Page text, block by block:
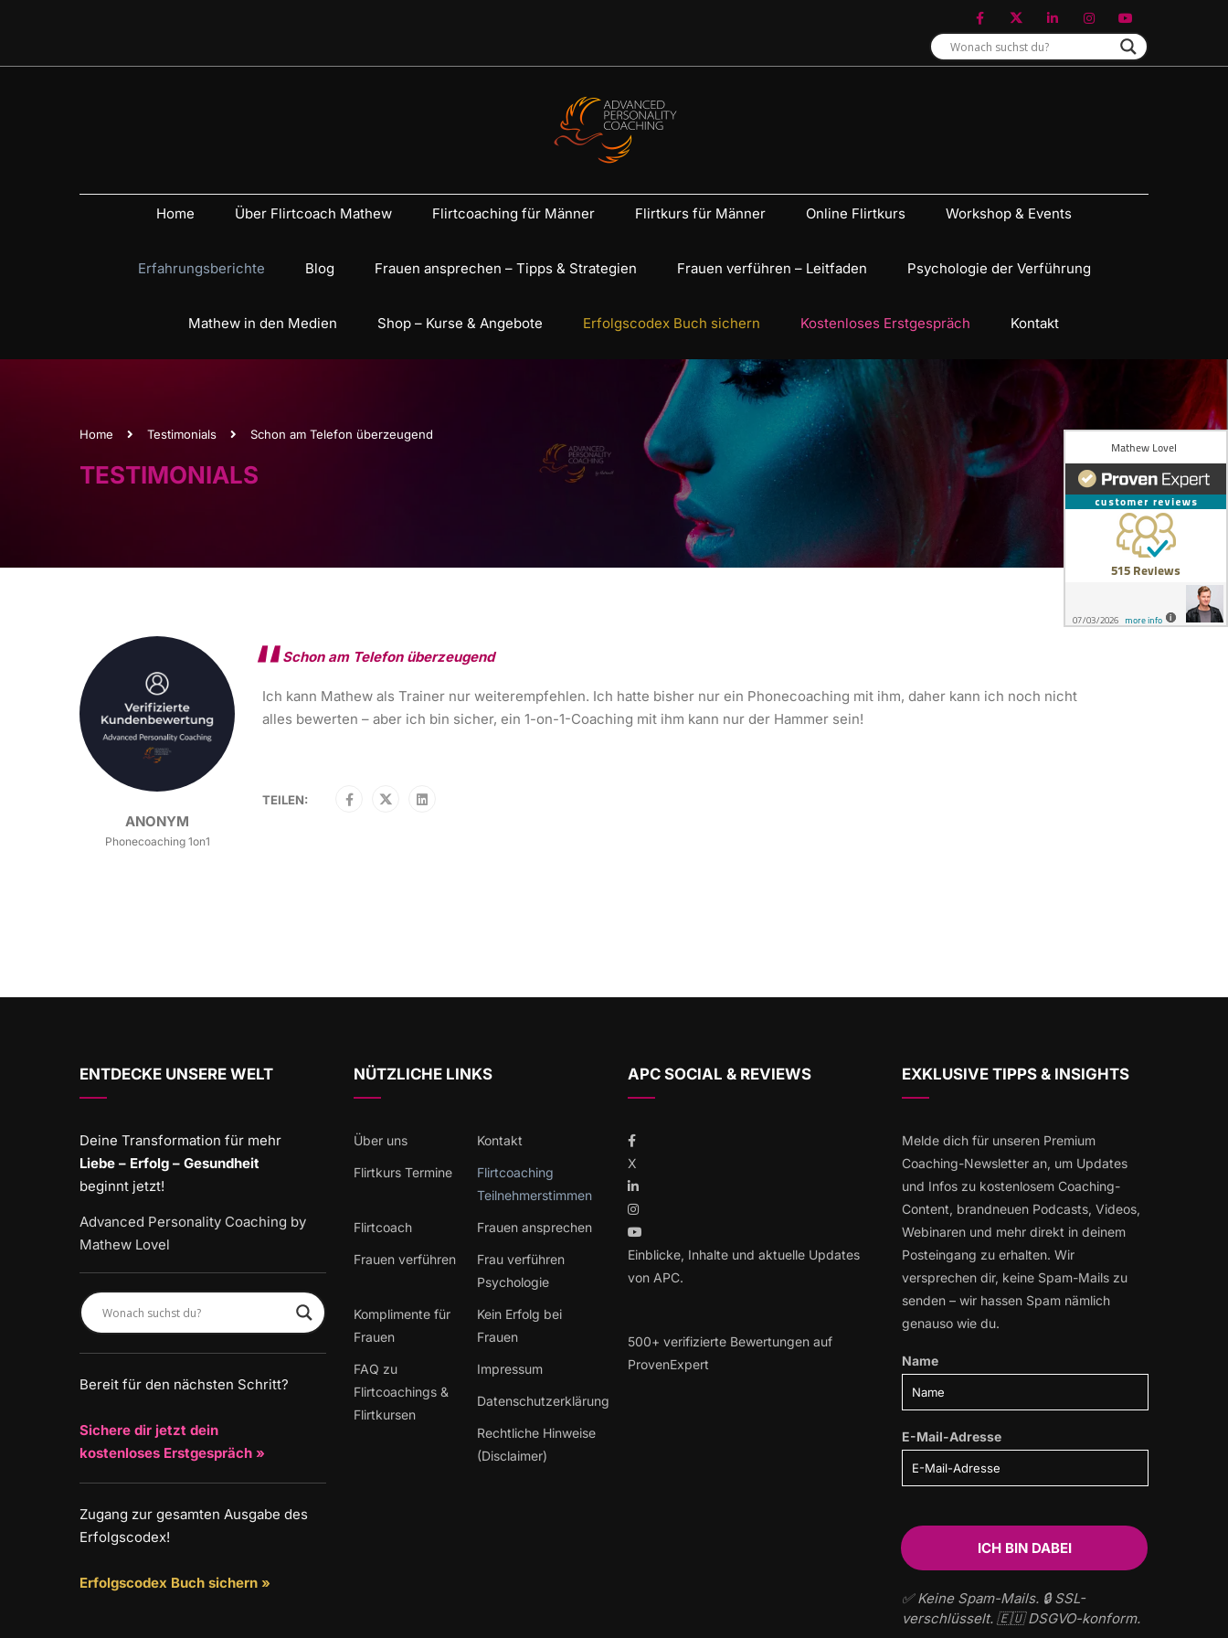
Home Über Flirtcoach Mathew Flirtcoaching für Männer Flirtkurs für Männer Online Flirtkurs Workshop & Events
Erfahrungsberichte Blog Frauen ansprechen – Tipps & Strategien Frauen verführen – Leitfaden Psychologie der Verführung
Mathew in den Medien Shop – Kurse & Angebote Erfolgscodex Buch sichern Kostenloses Erstgespräch Kontakt
Home Testimonials Schon am Telefon überzeugend
TESTIMONIALS
ANONYM
Phonecoaching 1on1
Schon am Telefon überzeugend
Ich kann Mathew als Trainer nur weiterempfehlen. Ich hatte bisher nur ein Phonecoaching mit ihm, daher kann ich noch nicht
alles bewerten – aber ich bin sicher, ein 1-on-1-Coaching mit ihm kann nur der Hammer sein!
TEILEN:
ENTDECKE UNSERE WELT
Deine Transformation für mehr
Liebe – Erfolg – Gesundheit
beginnt jetzt!
Advanced Personality Coaching by
Mathew Lovel
Bereit für den nächsten Schritt?
Sichere dir jetzt dein
kostenloses Erstgespräch »
Zugang zur gesamten Ausgabe des
Erfolgscodex!
Erfolgscodex Buch sichern »
NÜTZLICHE LINKS
Über uns Kontakt
Flirtkurs Termine
Flirtcoaching
Teilnehmerstimmen
Flirtcoach Frauen ansprechen
Frauen verführen
Frau verführen
Psychologie
Komplimente für
Frauen
Kein Erfolg bei
Frauen
FAQ zu
Flirtcoachings &
Flirtkursen
Impressum
Datenschutzerklärung
Rechtliche Hinweise
(Disclaimer)
APC SOCIAL & REVIEWS
X
Einblicke, Inhalte und aktuelle Updates
von APC.
500+ verifizierte Bewertungen auf
ProvenExpert
EXKLUSIVE TIPPS & INSIGHTS
Melde dich für unseren Premium
Coaching-Newsletter an, um Updates
und Infos zu kostenlosem Coaching-
Content, brandneuen Podcasts, Videos,
Webinaren und mehr direkt in deinem
Posteingang zu erhalten. Wir
versprechen dir, keine Spam-Mails zu
senden – wir hassen Spam nämlich
genauso wie du.
Name
E-Mail-Adresse
✅ Keine Spam-Mails. 🔒 SSL-
verschlüsselt. 🇪🇺 DSGVO-konform.